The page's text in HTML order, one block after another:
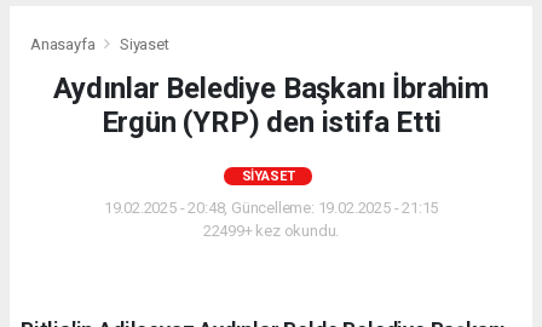
Anasayfa Siyaset
Aydınlar Belediye Başkanı İbrahim
Ergün (YRP) den istifa Etti
SIYASET
19.02.2025 - 20:48, Güncelleme: 19.02.2025 - 21:15
22499+ kez okundu.